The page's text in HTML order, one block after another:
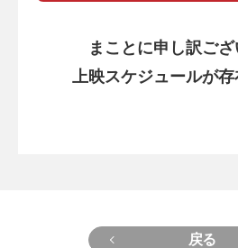
まことに申し訳ござ
上映スケジュールが存
戻る